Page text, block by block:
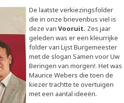
De laatste verkiezingsfolder
die in onze brievenbus viel is
deze van Vooruit. Zes jaar
geleden was er een kleurrijke
folder van Lijst Burgemeester
met de slogan Samen voor Uw
Beringen van morgen!. Het was
Maurice Webers die toen de
kiezer trachtte te overtuigen
met een aantal ideeën.